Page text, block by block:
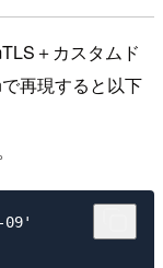
＋カスタムド
再現すると以下
09'